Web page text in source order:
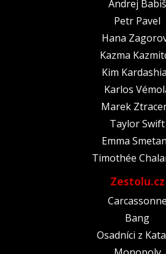
Andrej Babiš
Petr Pavel
Hana
Kazma
Kim
Karlos
Marek
Taylor Swift
Emma
Timothée
Zestolu.cz
Carcassonne
Bang
Osadníci z